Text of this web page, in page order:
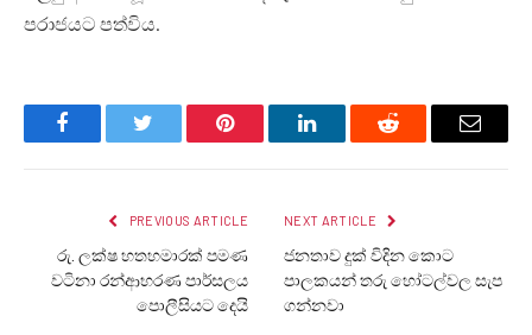
පරාජයට පත්විය.
FacebookTwitter Pinterest LinkedInReddit Email
PREVIOUS ARTICLE
රු. ලක්ෂ හතහමාරක් පමණ
වටිනා රන්ආභරණ පාර්සලය
පොලීසියට දෙයි
NEXT ARTICLE
ජනතාව දුක් විදින කොට
පාලකයන් තරු හෝටල්වල සැප
ගන්නවා